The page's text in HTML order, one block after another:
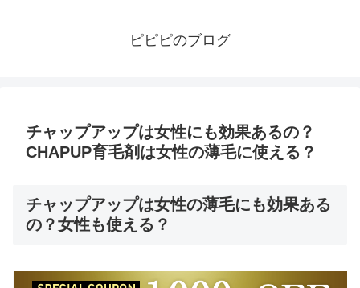
ピピピのブログ
チャップアップは女性にも効果あるの？
CHAPUP育毛剤は女性の薄毛に使える？
チャップアップは女性の薄毛にも効果ある
の？女性も使える？